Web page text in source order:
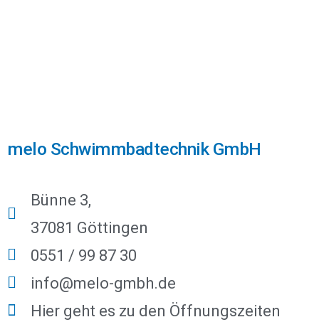
melo Schwimmbadtechnik GmbH
Bünne 3,
37081 Göttingen
0551 / 99 87 30
info@melo-gmbh.de
Hier geht es zu den Öffnungszeiten